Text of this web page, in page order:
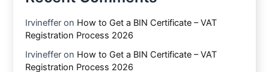
Irvineffer on How to Get a BIN Certificate – VAT
Registration Process 2026
Irvineffer on How to Get a BIN Certificate – VAT
Registration Process 2026